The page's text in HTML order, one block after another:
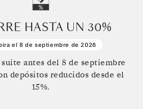
HASTA UN 30%
el 8 de septiembre de 2026
antes del 8 de septiembre
depósitos reducidos desde el
15%.